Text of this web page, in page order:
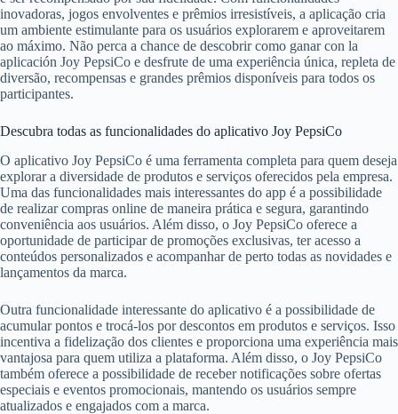
inovadoras, jogos envolventes e prêmios irresistíveis, a aplicação cria
um ambiente estimulante para os usuários explorarem e aproveitarem
ao máximo. Não perca a chance de descobrir como ganar con la
aplicación Joy PepsiCo e desfrute de uma experiência única, repleta de
diversão, recompensas e grandes prêmios disponíveis para todos os
participantes.
Descubra todas as funcionalidades do aplicativo Joy PepsiCo
O aplicativo Joy PepsiCo é uma ferramenta completa para quem deseja
explorar a diversidade de produtos e serviços oferecidos pela empresa.
Uma das funcionalidades mais interessantes do app é a possibilidade
de realizar compras online de maneira prática e segura, garantindo
conveniência aos usuários. Além disso, o Joy PepsiCo oferece a
oportunidade de participar de promoções exclusivas, ter acesso a
conteúdos personalizados e acompanhar de perto todas as novidades e
lançamentos da marca.
Outra funcionalidade interessante do aplicativo é a possibilidade de
acumular pontos e trocá-los por descontos em produtos e serviços. Isso
incentiva a fidelização dos clientes e proporciona uma experiência mais
vantajosa para quem utiliza a plataforma. Além disso, o Joy PepsiCo
também oferece a possibilidade de receber notificações sobre ofertas
especiais e eventos promocionais, mantendo os usuários sempre
atualizados e engajados com a marca.